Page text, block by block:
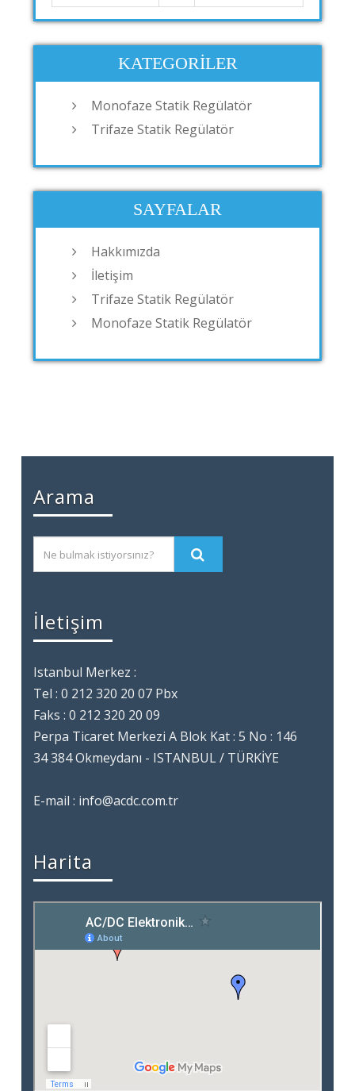
KATEGORILER
Monofaze Statik Regülatör
Trifaze Statik Regülatör
SAYFALAR
Hakkımızda
İletişim
Trifaze Statik Regülatör
Monofaze Statik Regülatör
Arama
İletişim
Istanbul Merkez :
Tel : 0 212 320 20 07 Pbx
Faks : 0 212 320 20 09
Perpa Ticaret Merkezi A Blok Kat : 5 No : 146
34 384 Okmeydanı - ISTANBUL / TÜRKİYE
E-mail : info@acdc.com.tr
Harita